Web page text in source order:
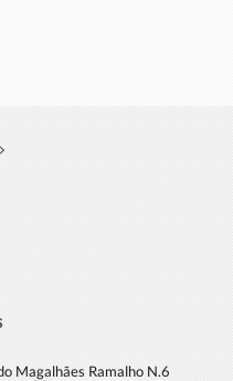
Magalhães Ramalho N.6